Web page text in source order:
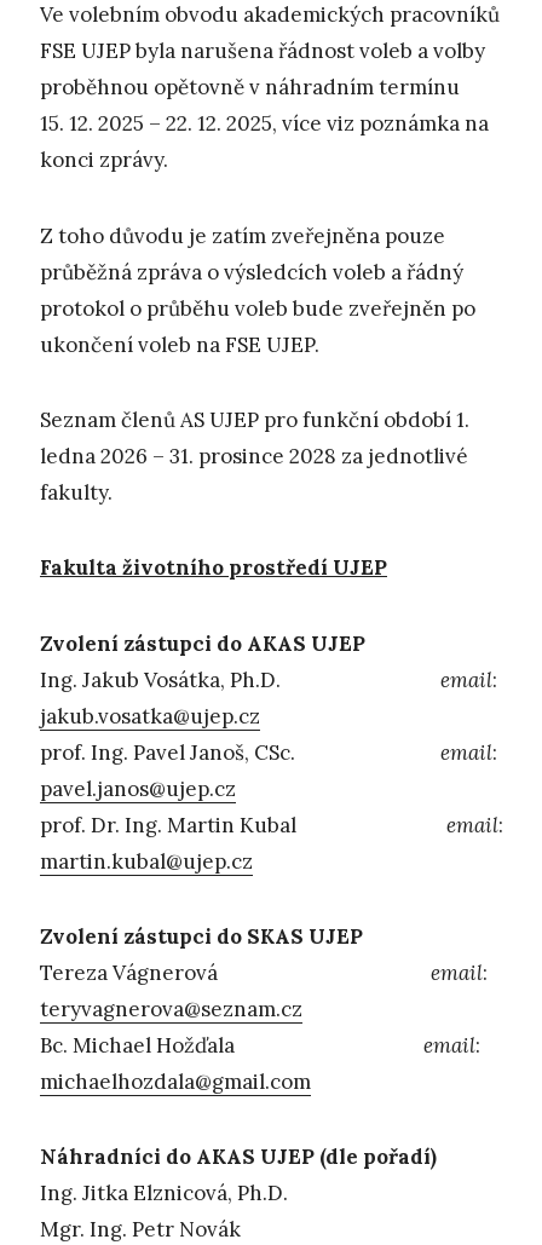
Ve volebním obvodu akademických pracovníků
FSE UJEP byla narušena řádnost voleb a volby
proběhnou opětovně v náhradním termínu
15. 12. 2025 – 22. 12. 2025, více viz poznámka na
konci zprávy.
Z toho důvodu je zatím zveřejněna pouze
průběžná zpráva o výsledcích voleb a řádný
protokol o průběhu voleb bude zveřejněn po
ukončení voleb na FSE UJEP.
Seznam členů AS UJEP pro funkční období 1.
ledna 2026 – 31. prosince 2028 za jednotlivé
fakulty.
Fakulta životního prostředí UJEP
Zvolení zástupci do AKAS UJEP
Ing. Jakub Vosátka, Ph.D. email:
jakub.vosatka@ujep.cz
prof. Ing. Pavel Janoš, CSc. email:
pavel.janos@ujep.cz
prof. Dr. Ing. Martin Kubal email:
martin.kubal@ujep.cz
Zvolení zástupci do SKAS UJEP
Tereza Vágnerová email:
teryvagnerova@seznam.cz
Bc. Michael Hožďala email:
michaelhozdala@gmail.com
Náhradníci do AKAS UJEP (dle pořadí)
Ing. Jitka Elznicová, Ph.D.
Mgr. Ing. Petr Novák